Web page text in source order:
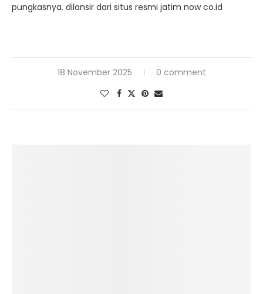
pungkasnya. dilansir dari situs resmi jatim now co.id
18 November 2025 0 comment